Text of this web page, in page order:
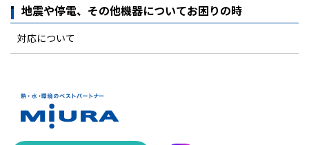
地震や停電、その他機器についてお困りの時
対応について